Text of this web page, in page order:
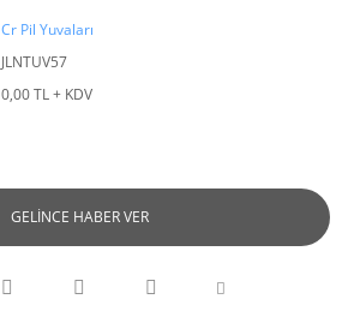
Cr Pil Yuvaları
JLNTUV57
0,00 TL + KDV
GELİNCE HABER VER